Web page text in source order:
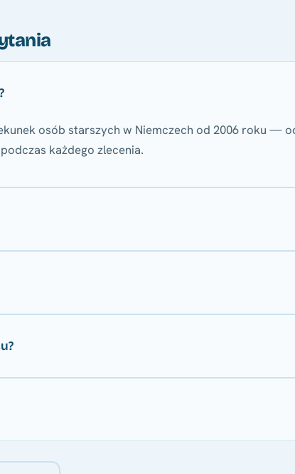
osób starszych w Niemczech od 2006 roku —
każdego zlecenia.